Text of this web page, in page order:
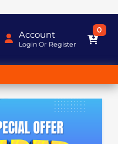
Account
Login Or Register
0